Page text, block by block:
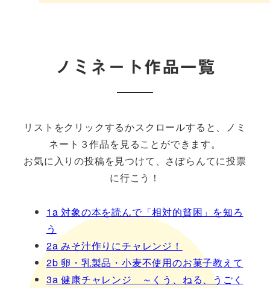
ノミネート作品一覧
リストをクリックするかスクロールすると、ノミ
ネート３作品を見ることができます。
お気に入りの投稿を見つけて、さぽらんてに投票
に行こう！
1a 対象の本を読んで「相対的貧困」を知ろ
う
2a みそ汁作りにチャレンジ！
2b 卵・乳製品・小麦不使用のお菓子教えて
3a 健康チャレンジ ～くう、ねる、うごく